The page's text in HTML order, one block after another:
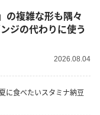
ジの代わりに使う
2026.08.04
に食べたいスタミナ納豆